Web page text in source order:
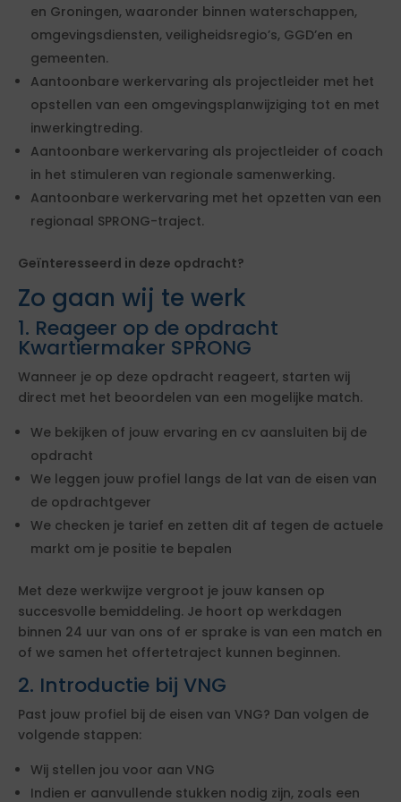
en Groningen, waaronder binnen waterschappen,
omgevingsdiensten, veiligheidsregio’s, GGD’en en
gemeenten.
Aantoonbare werkervaring als projectleider met het
opstellen van een omgevingsplanwijziging tot en met
inwerkingtreding.
Aantoonbare werkervaring als projectleider of coach
in het stimuleren van regionale samenwerking.
Aantoonbare werkervaring met het opzetten van een
regionaal SPRONG-traject.
Geïnteresseerd in deze opdracht?
Zo gaan wij te werk
1. Reageer op de opdracht
Kwartiermaker SPRONG
Wanneer je op deze opdracht reageert, starten wij
direct met het beoordelen van een mogelijke match.
We bekijken of jouw ervaring en cv aansluiten bij de
opdracht
We leggen jouw profiel langs de lat van de eisen van
de opdrachtgever
We checken je tarief en zetten dit af tegen de actuele
markt om je positie te bepalen
Met deze werkwijze vergroot je jouw kansen op
succesvolle bemiddeling. Je hoort op werkdagen
binnen 24 uur van ons of er sprake is van een match en
of we samen het offertetraject kunnen beginnen.
2. Introductie bij VNG
Past jouw profiel bij de eisen van VNG? Dan volgen de
volgende stappen:
Wij stellen jou voor aan VNG
Indien er aanvullende stukken nodig zijn, zoals een